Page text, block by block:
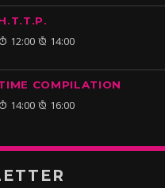
12:00 14:00
COMPILATION
14:00 16:00